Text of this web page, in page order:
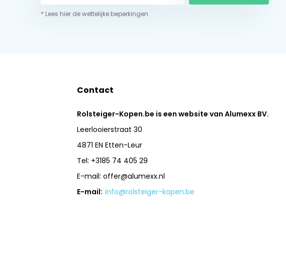
* Lees hier de wettelijke beperkingen
Contact
Rolsteiger-Kopen.be is een website van Alumexx BV.
Leerlooierstraat 30
4871 EN Etten-Leur
Tel: +3185 74 405 29
E-mail:offer@alumexx.nl
E-mail: info@rolsteiger-kopen.be